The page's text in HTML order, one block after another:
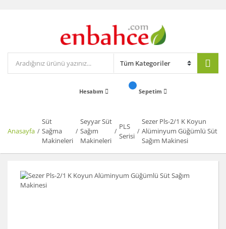
Hesabım Sepetim
Anasayfa
Süt
Sağma
Makineleri
Seyyar Süt
Sağım
Makineleri
PLS
Serisi
Sezer Pls-2/1 K Koyun
Alüminyum Güğümlü Süt
Sağım Makinesi